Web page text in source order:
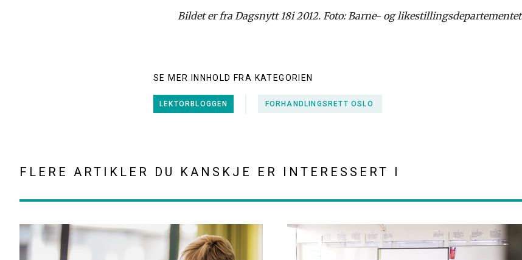
Bildet er fra Dagsnytt 18i 2012. Foto: Barne- og likestillingsdepartementet
SE MER INNHOLD FRA KATEGORIEN
LEKTORBLOGGEN FORHANDLINGSRETT OSLO
FLERE ARTIKLER DU KANSKJE ER INTERESSERT I